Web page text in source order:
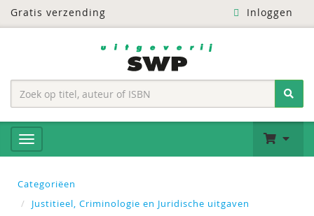
Gratis verzending Inloggen
Categoriëen
Justitieel, Criminologie en Juridische uitgaven